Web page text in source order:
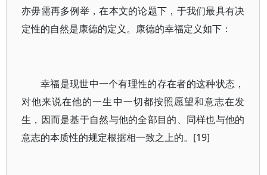
亦毋需再多例举，在本文的论题下，于我们最具有决
定性的自然是康德的定义。康德的幸福定义如下：
幸福是现世中一个有理性的存在者的这种状态，
对他来说在他的一生中一切都按照愿望和意志在发
生，因而是基于自然与他的全部目的、同样也与他的
意志的本质性的规定根据相一致之上的。[19]